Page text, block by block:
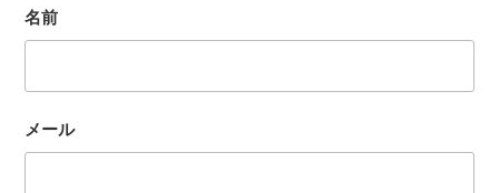
名前
メール